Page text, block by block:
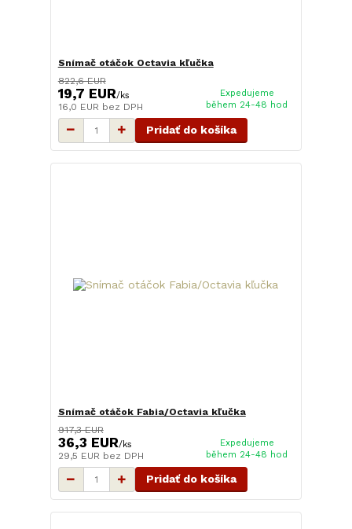
Snímač otáčok Octavia kľučka
822,6 EUR
19,7 EUR/ks
16,0 EUR bez DPH
Expedujeme
během 24-48 hod
Pridať do košíka
Snímač otáčok Fabia/Octavia kľučka
917,3 EUR
36,3 EUR/ks
29,5 EUR bez DPH
Expedujeme
během 24-48 hod
Pridať do košíka